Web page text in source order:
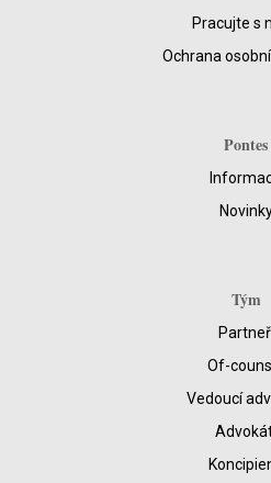
Pracujte s
Ochrana
Pontes
Tým
Of-
Vedoucí